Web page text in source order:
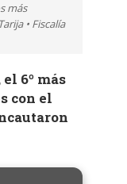
más
• Fiscalía
6º más
con el